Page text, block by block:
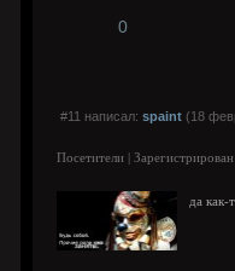
0
#11 написал: spaint (18
Посетители |
да как-